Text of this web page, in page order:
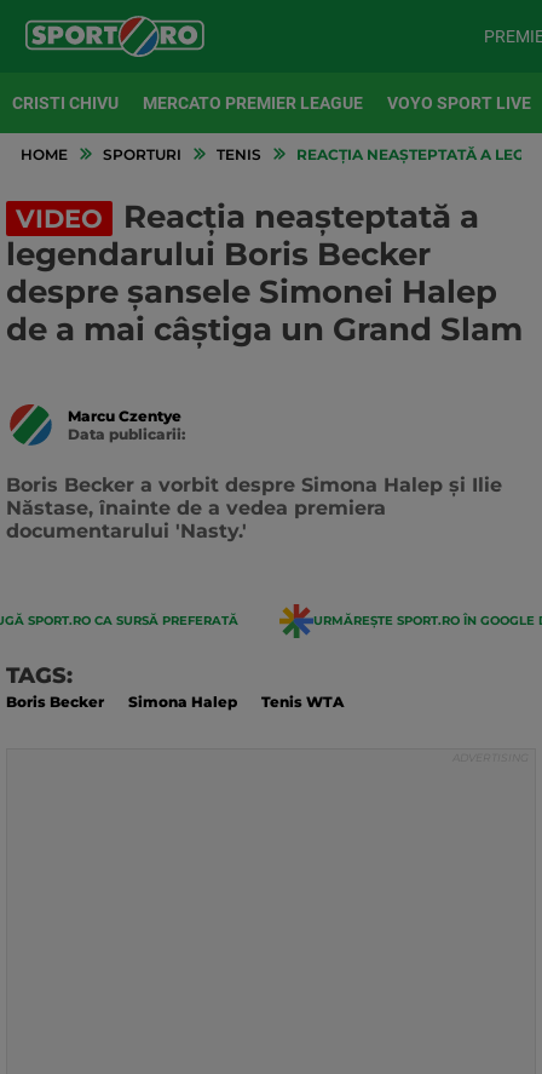
CRISTI CHIVU MERCATO PREMIER LEAGUE VOYO SPORT LIVE
HOME SPORTURI TENIS REACȚIA NEAȘTEPTATĂ A
VIDEO
Reacția neașteptată a
legendarului Boris Becker
despre șansele Simonei Halep
de a mai câștiga un Grand Slam
Marcu Czentye
Data publicarii:
Boris Becker a vorbit despre Simona Halep și Ilie
Năstase, înainte de a vedea premiera
documentarului 'Nasty.'
SPORT.RO CA SURSĂ PREFERATĂ URMĂREȘTE SPORT.RO ÎN GOOGLE
TAGS:
Boris Becker Simona Halep Tenis WTA